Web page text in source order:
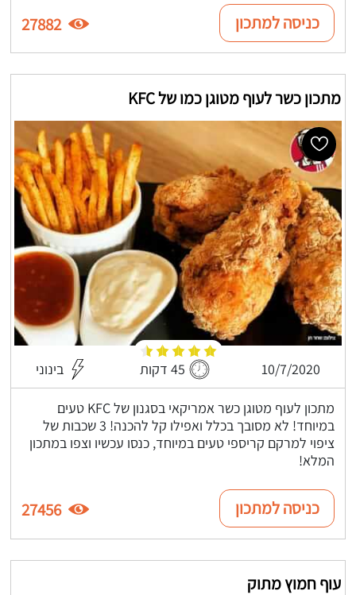
כניסה למתכון 27882
מתכון כשר לעוף מטוגן כמו של KFC
10/7/2020 45 דקות בינוני
מתכון לעוף מטוגן כשר אמריקאי בסגנון של KFC טעים
במיוחד! לא מסובך בכלל ואפילו קל להכנה! 3 שכבות של
ציפוי למרקם קריספי טעים במיוחד, כנסו עכשיו וצפו במתכון
המלא!
כניסה למתכון 27456
עוף חמוץ מתוק